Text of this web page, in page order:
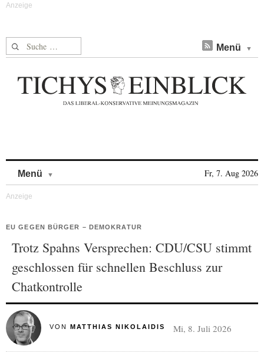
Suche nach: Menü
Menü Fr, 7. Aug 2026
EU GEGEN BÜRGER – DEMOKRATUR
Trotz Spahns Versprechen: CDU/CSU stimmt
geschlossen für schnellen Beschluss zur
Chatkontrolle
VON MATTHIAS NIKOLAIDIS Mi, 8. Juli 2026